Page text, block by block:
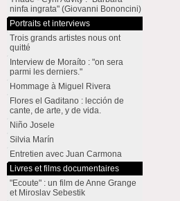
ninfa ingrata" (Giovanni Bononcini)
Portraits et interviews
Trois grands artistes nous ont
quitté
Interview de Moraíto : "on sera
parmi les derniers."
Hommage à Miguel Rivera
Flores el Gaditano : lección de
cante, de arte, y de vida.
Niño Josele
Silvia Marín
Entretien avec Juan Carmona
Livres et films documentaires
"Ecoute" : un film de Anne Grange
et Miroslav Sebestik